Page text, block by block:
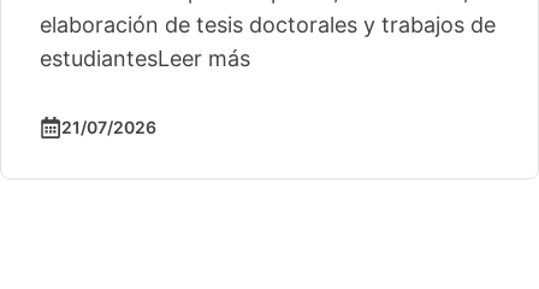
elaboración de tesis doctorales y trabajos de
estudiantesLeer más
21/07/2026